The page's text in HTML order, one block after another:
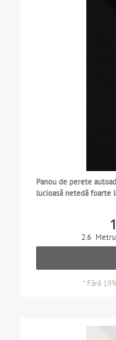
Panou de perete
lucioasă netedă foarte
2.6
* Fără